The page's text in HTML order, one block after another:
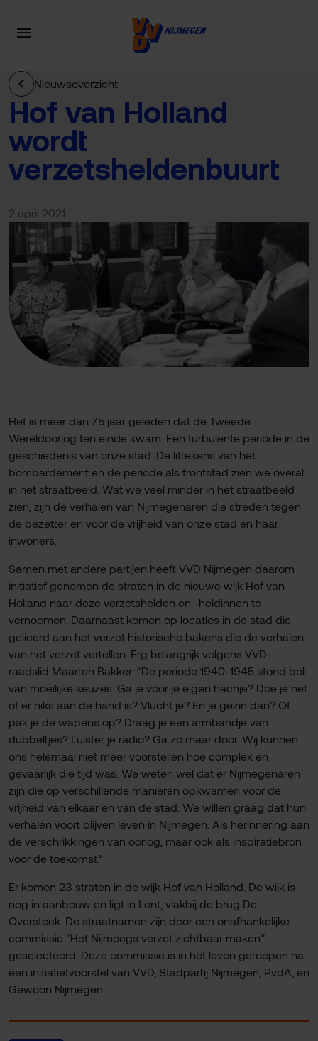
Nieuwsoverzicht
Hof van Holland
wordt
verzetsheldenbuurt
2 april 2021
Het is meer dan 75 jaar geleden dat de Tweede
Wereldoorlog ten einde kwam. Een turbulente periode in de
geschiedenis van onze stad. De littekens van het
bombardement en de periode als frontstad zien we overal
in het straatbeeld. Wat we veel minder in het straatbeeld
zien, zijn de verhalen van Nijmegenaren die streden tegen
de bezetter en voor de vrijheid van onze stad en haar
inwoners.
Samen met andere partijen heeft VVD Nijmegen daarom
initiatief genomen de straten in de nieuwe wijk Hof van
Holland naar deze verzetshelden en -heldinnen te
vernoemen. Daarnaast komen op locaties in de stad die
gelieerd aan het verzet historische bakens die de verhalen
van het verzet vertellen. Erg belangrijk volgens VVD-
raadslid Maarten Bakker: “De periode 1940-1945 stond bol
van moeilijke keuzes. Ga je voor je eigen hachje? Doe je net
of er niks aan de hand is? Vlucht je? En je gezin dan? Of
pak je de wapens op? Draag je een armbandje van
dubbeltjes? Luister je radio? Ga zo maar door. Wij kunnen
ons helemaal niet meer voorstellen hoe complex en
gevaarlijk die tijd was. We weten wel dat er Nijmegenaren
zijn die op verschillende manieren opkwamen voor de
vrijheid van elkaar en van de stad. We willen graag dat hun
verhalen voort blijven leven in Nijmegen. Als herinnering aan
de verschrikkingen van oorlog, maar ook als inspiratiebron
voor de toekomst.”
Er komen 23 straten in de wijk Hof van Holland. De wijk is
nog in aanbouw en ligt in Lent, vlakbij de brug De
Oversteek. De straatnamen zijn door een onafhankelijke
commissie “Het Nijmeegs verzet zichtbaar maken”
geselecteerd. Deze commissie is in het leven geroepen na
een initiatiefvoorstel van VVD, Stadpartij Nijmegen, PvdA, en
Gewoon Nijmegen.